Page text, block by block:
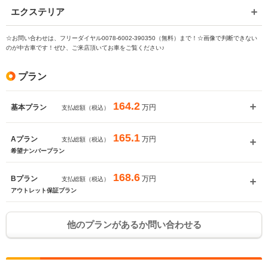
エクステリア
☆お問い合わせは、フリーダイヤル0078-6002-390350（無料）まで！☆画像で判断できない
のが中古車です！ぜひ、ご来店頂いてお車をご覧ください♪
プラン
基本プラン 支払総額（税込） 164.2 万円
Aプラン 支払総額（税込） 165.1 万円
希望ナンバープラン
Bプラン 支払総額（税込） 168.6 万円
アウトレット保証プラン
他のプランがあるか問い合わせる